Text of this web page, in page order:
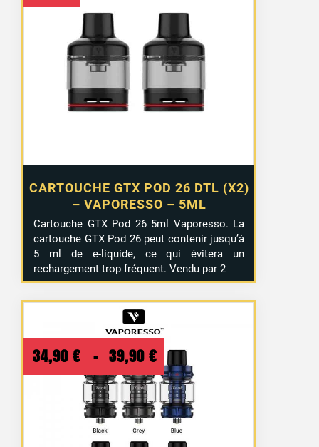
CARTOUCHE GTX POD 26 DTL (X2)
– VAPORESSO – 5ML
Cartouche GTX Pod 26 5ml Vaporesso. La
cartouche GTX Pod 26 peut contenir jusqu’à
5 ml de e-liquide, ce qui évitera un
rechargement trop fréquent. Vendu par 2
34,90 € – 39,90 € Plage
de
prix :
34,90 €